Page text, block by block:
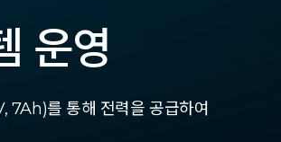
운영
7Ah)를 통해 전력을 공급하여